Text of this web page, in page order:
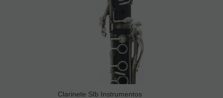
Clarinete SIb Instrumentos